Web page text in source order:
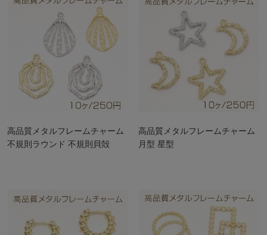
高品質メタルフレームチャーム
不規則ラウンド 不規則貝殻
高品質メタルフレームチャーム
月型 星型